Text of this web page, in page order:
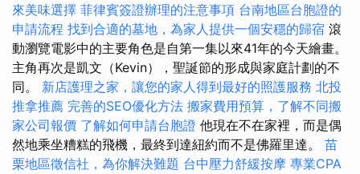
來美味選擇 菲律賓簽證辦理的注意事項 台南地區台胞證的
申請流程 找到合適的墓地，為家人提供一個安穩的歸宿 滾
動瀏覽電影中的主要角色是自第一集以來41年的今天繪畫。
主角再次是凱文（Kevin），聖誕節的形成與家庭計劃的不
同。 新店護理之家，讓您的家人得到最好的照護服務 北投
推拿推薦 完善的SEO優化方法 搬家費用預算，了解不同搬
家公司報價 了解如何申請台胞證 他現在不在家裡，而是偶
然地乘坐糟糕的飛機，最終到達紐約而不是佛羅里達。 苗
栗地區徵信社，為你解決難題 台中壓力舒緩按摩 專業CPA